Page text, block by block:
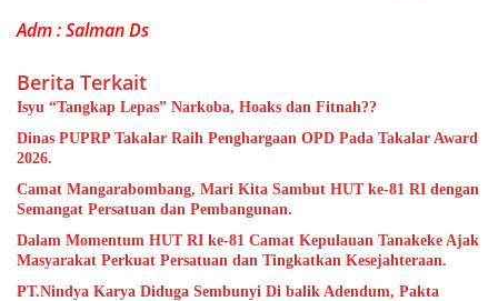
Adm : Salman Ds
Berita Terkait
Isyu “Tangkap Lepas” Narkoba, Hoaks dan Fitnah??
Dinas PUPRP Takalar Raih Penghargaan OPD Pada Takalar Award
2026.
Camat Mangarabombang, Mari Kita Sambut HUT ke-81 RI dengan
Semangat Persatuan dan Pembangunan.‍
Dalam Momentum HUT RI ke-81 Camat Kepulauan Tanakeke Ajak
Masyarakat Perkuat Persatuan dan Tingkatkan Kesejahteraan.
PT.Nindya Karya Diduga Sembunyi Di balik Adendum, Pakta